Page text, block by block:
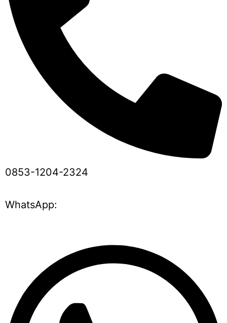
0853-1204-2324
WhatsApp: